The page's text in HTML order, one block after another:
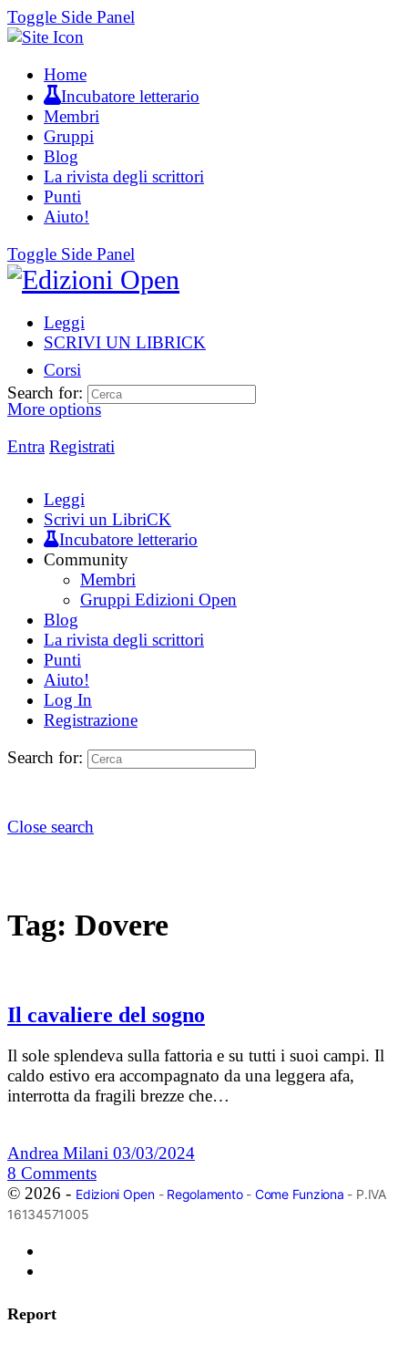
Toggle Side Panel
Home
Incubatore letterario
Membri
Gruppi
Blog
La rivista degli scrittori
Punti
Aiuto!
Toggle Side Panel
Leggi
SCRIVI UN LIBRICK
Corsi
More options
Entra Registrati
Search for:
Leggi
Scrivi un LibriCK
Incubatore letterario
Community
Membri
Gruppi Edizioni Open
Blog
La rivista degli scrittori
Punti
Aiuto!
Log In
Registrazione
Search for:
Close search
Tag: Dovere
Il cavaliere del sogno
Il sole splendeva sulla fattoria e su tutti i suoi campi. Il
caldo estivo era accompagnato da una leggera afa,
interrotta da fragili brezze che…
Andrea Milani 03/03/2024
8 Comments
© 2026 - Edizioni Open- Regolamento- Come Funziona - P.IVA
16134571005
Report